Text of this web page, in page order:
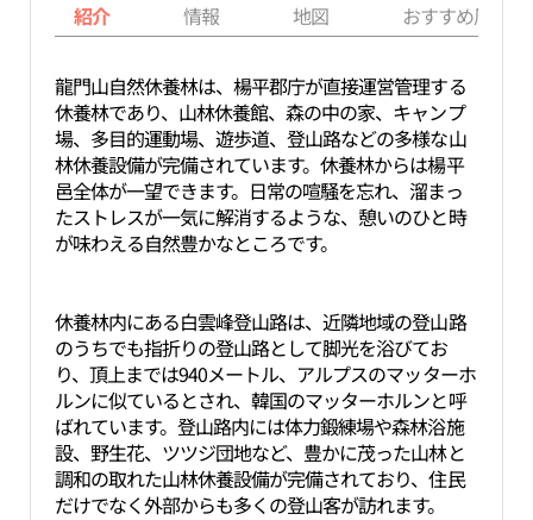
紹介 情報 地図 おすすめ周辺
龍門山自然休養林は、楊平郡庁が直接運営管理する
休養林であり、山林休養館、森の中の家、キャンプ
場、多目的運動場、遊歩道、登山路などの多様な山
林休養設備が完備されています。休養林からは楊平
邑全体が一望できます。日常の喧騒を忘れ、溜まっ
たストレスが一気に解消するような、憩いのひと時
が味わえる自然豊かなところです。
休養林内にある白雲峰登山路は、近隣地域の登山路
のうちでも指折りの登山路として脚光を浴びてお
り、頂上までは940メートル、アルプスのマッターホ
ルンに似ているとされ、韓国のマッターホルンと呼
ばれています。登山路内には体力鍛練場や森林浴施
設、野生花、ツツジ団地など、豊かに茂った山林と
調和の取れた山林休養設備が完備されており、住民
だけでなく外部からも多くの登山客が訪れます。